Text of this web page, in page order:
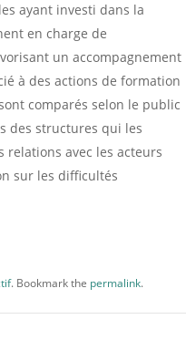
ayant investi dans la
en charge de
un accompagnement
à des actions de formation
comparés selon le public
des structures qui les
relations avec les acteurs
sur les difficultés
. Bookmark the permalink.